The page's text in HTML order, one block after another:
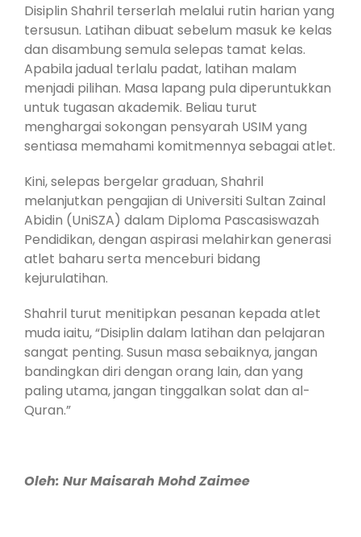
Disiplin Shahril terserlah melalui rutin harian yang
tersusun. Latihan dibuat sebelum masuk ke kelas
dan disambung semula selepas tamat kelas.
Apabila jadual terlalu padat, latihan malam
menjadi pilihan. Masa lapang pula diperuntukkan
untuk tugasan akademik. Beliau turut
menghargai sokongan pensyarah USIM yang
sentiasa memahami komitmennya sebagai atlet.
Kini, selepas bergelar graduan, Shahril
melanjutkan pengajian di Universiti Sultan Zainal
Abidin (UniSZA) dalam Diploma Pascasiswazah
Pendidikan, dengan aspirasi melahirkan generasi
atlet baharu serta menceburi bidang
kejurulatihan.
Shahril turut menitipkan pesanan kepada atlet
muda iaitu, “Disiplin dalam latihan dan pelajaran
sangat penting. Susun masa sebaiknya, jangan
bandingkan diri dengan orang lain, dan yang
paling utama, jangan tinggalkan solat dan al-
Quran.”
Oleh: Nur Maisarah Mohd Zaimee